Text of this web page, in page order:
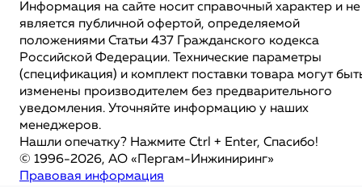
Информация на сайте носит справочный характер и не
является публичной офертой, определяемой
положениями Статьи 437 Гражданского кодекса
Российской Федерации. Технические параметры
(спецификация) и комплект поставки товара могут
изменены производителем без предварительного
уведомления. Уточняйте информацию у наших
менеджеров.
Нашли опечатку? Нажмите Ctrl + Enter, Спасибо!
© 1996-2026, АО «Пергам-Инжиниринг»
Правовая информация